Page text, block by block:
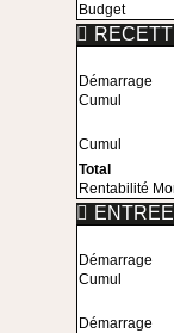
Budget
Démarrage
Cumul
Cumul
Total
Rentabilité
Démarrage
Cumul
Démarrage